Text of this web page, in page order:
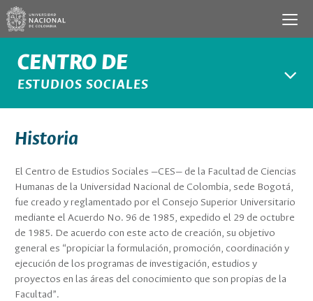
CENTRO DE
ESTUDIOS SOCIALES
Historia
El Centro de Estudios Sociales —CES— de la Facultad de Ciencias
Humanas de la Universidad Nacional de Colombia, sede Bogotá,
fue creado y reglamentado por el Consejo Superior Universitario
mediante el Acuerdo No. 96 de 1985, expedido el 29 de octubre
de 1985. De acuerdo con este acto de creación, su objetivo
general es “propiciar la formulación, promoción, coordinación y
ejecución de los programas de investigación, estudios y
proyectos en las áreas del conocimiento que son propias de la
Facultad”.